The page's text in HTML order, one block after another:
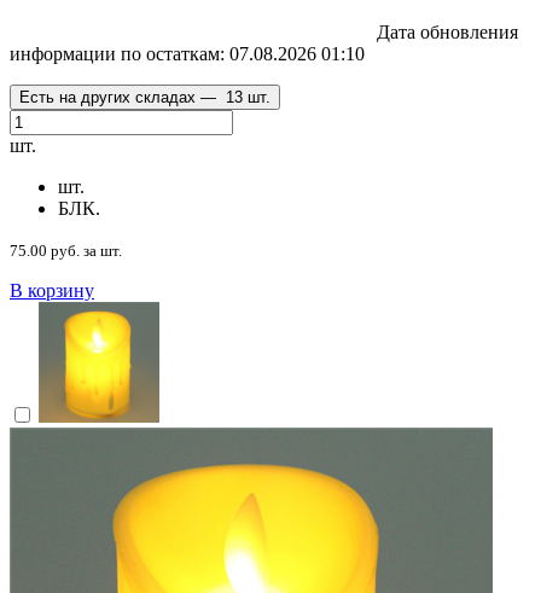
Дата обновления
информации по остаткам: 07.08.2026 01:10
Есть на других складах — 13 шт.
шт.
шт.
БЛК.
75.00 руб. за шт.
В корзину